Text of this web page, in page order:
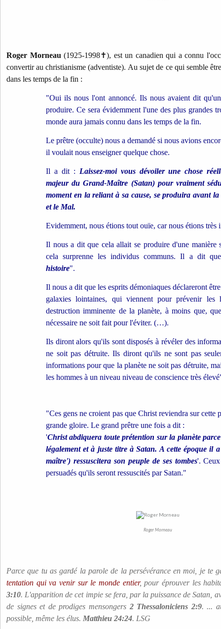
Roger Morneau(1925-1998✝), est un canadien qui a connu
convertir au christianisme (adventiste). Au sujet de ce qui semble
dans les temps de la fin :
"Oui ils nous l'ont annoncé. Ils nous avaient dit
produire. Ce sera évidemment l'une des plus grandes
monde aura jamais connu dans les temps de la fin.
Le prêtre (occulte) nous a demandé si nous avions
il voulait nous enseigner quelque chose.
Il a dit : Laissez-moi vous dévoiler une chose
majeur du Grand-Maître (Satan) pour vraiment
moment en la reliant à sa cause, se produira avant
et le Mal.
Evidemment, nous étions tout ouïe, car nous étions très
Il nous a dit que cela allait se produire d'une manière
cela surprenne les individus communs. Il a dit
histoire".
Il nous a dit que les esprits démoniaques déclareront
galaxies lointaines, qui viennent pour prévenir
destruction imminente de la planète, à moins que,
nécessaire ne soit fait pour l'éviter. (…).
Ils diront alors qu'ils sont disposés à révéler des
ne soit pas détruite. Ils diront qu'ils ne sont pas
informations pour que la planète ne soit pas détruite,
les hommes à un niveau niveau de conscience très
"Ces gens ne croient pas que Christ reviendra sur cette
grande gloire. Le grand prêtre une fois a dit :
'Christ abdiquera toute prétention sur la planète
légalement et à juste titre à Satan. A cette époque
maître') ressuscitera son peuple de ses tombes'.
persuadés qu'ils seront ressuscités par Satan."
Roger Morneau
Parce que tu as gardé la parole de la persévérance en moi, je te
tentation qui va venir sur le monde entier, pour éprouver les
3:10. L'apparition de cet impie se fera, par la puissance de Satan,
de signes et de prodiges mensongers 2 Thessaloniciens 2:9. ...
possible, même les élus. Matthieu 24:24. LSG